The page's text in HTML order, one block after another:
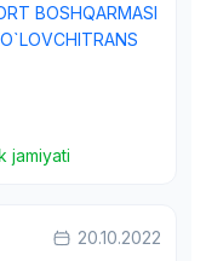
BOSHQARMASI
jamiyati
20.10.2022